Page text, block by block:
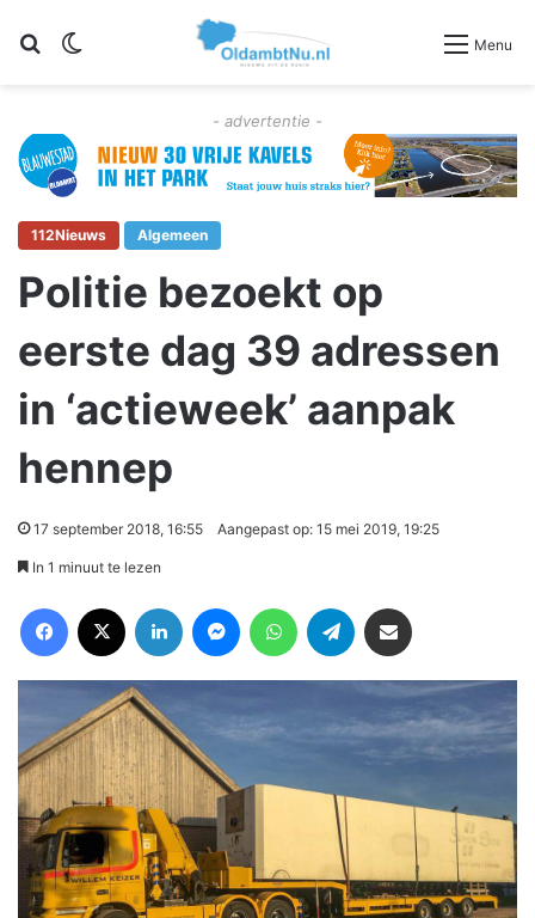
Zoeken Menu
- advertentie -
112Nieuws Algemeen
Politie bezoekt op
eerste dag 39 adressen
in ‘actieweek’ aanpak
hennep
17 september 2018, 16:55 Aangepast op: 15 mei 2019, 19:25
In 1 minuut te lezen